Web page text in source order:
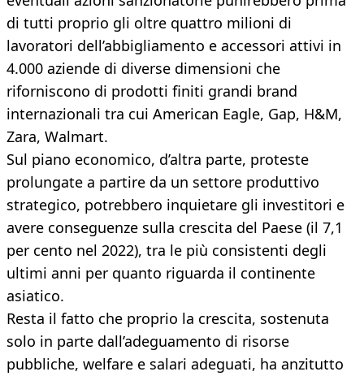
di tutti proprio gli oltre quattro milioni di
lavoratori dell’abbigliamento e accessori attivi in
4.000 aziende di diverse dimensioni che
riforniscono di prodotti finiti grandi brand
internazionali tra cui American Eagle, Gap, H&M,
Zara, Walmart.
Sul piano economico, d’altra parte, proteste
prolungate a partire da un settore produttivo
strategico, potrebbero inquietare gli investitori e
avere conseguenze sulla crescita del Paese (il 7,1
per cento nel 2022), tra le più consistenti degli
ultimi anni per quanto riguarda il continente
asiatico.
Resta il fatto che proprio la crescita, sostenuta
solo in parte dall’adeguamento di risorse
pubbliche, welfare e salari adeguati, ha anzitutto